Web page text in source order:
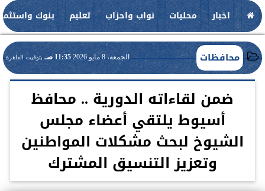
اخبار محليات نواب واحزاب تعليم بنوك
محافظات الجمعة، 8 مايو 2026 11:35 صـ بتوقيت القاهرة
ضمن لقاءاته الدورية .. محافظ
أسيوط يلتقي أعضاء مجلس
الشيوخ لبحث مشكلات المواطنين
وتعزيز التنسيق المشترك